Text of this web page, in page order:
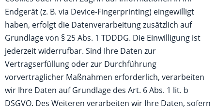
Endgerät (z. B. via Device-Fingerprinting) eingewilligt
haben, erfolgt die Datenverarbeitung zusätzlich auf
Grundlage von § 25 Abs. 1 TDDDG. Die Einwilligung ist
jederzeit widerrufbar. Sind Ihre Daten zur
Vertragserfüllung oder zur Durchführung
vorvertraglicher Maßnahmen erforderlich, verarbeiten
wir Ihre Daten auf Grundlage des Art. 6 Abs. 1 lit. b
DSGVO. Des Weiteren verarbeiten wir Ihre Daten, sofern